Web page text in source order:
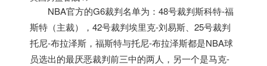
NBA官方的G6裁判名单为：48号裁判斯科特-福
斯特（主裁），42号裁判埃里克-刘易斯、25号裁判
托尼-布拉泽斯，福斯特与托尼-布拉泽斯都是NBA球
员选出的最厌恶裁判前三中的两人，另一个是马克-